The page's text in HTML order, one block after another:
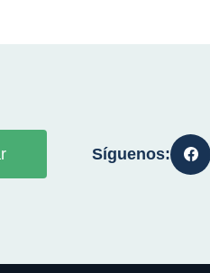
Síguenos: